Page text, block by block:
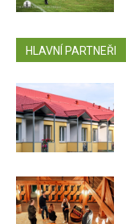
HLAVNÍ PARTNEŘI